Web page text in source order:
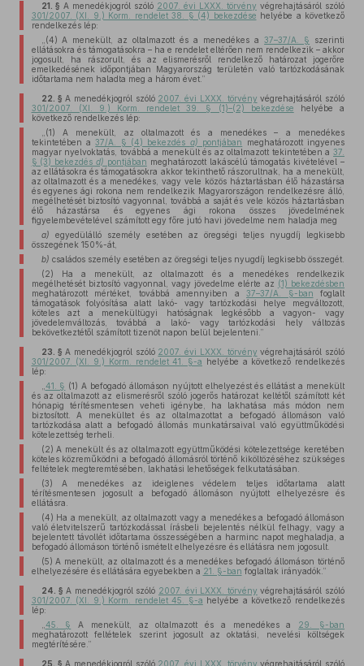
21. § A menedékjogról szóló 2007. évi LXXX. törvény végrehajtásáról szóló
301/2007. (XI. 9.) Korm. rendelet 38. § (4) bekezdése helyébe a következő
rendelkezés lép:
„(4) A menekült, az oltalmazott és a menedékes a37–37/A. § szerinti
ellátásokra és támogatásokra – ha e rendelet eltérően nem rendelkezik – akkor
jogosult, ha rászorult, és az elismerésről rendelkező határozat jogerőre
emelkedésének időpontjában Magyarország területén való tartózkodásának
időtartama nem haladta meg a három évet.”
22. § A menedékjogról szóló 2007. évi LXXX. törvény végrehajtásáról szóló
301/2007. (XI. 9.) Korm. rendelet 39. § (1)–(2) bekezdése helyébe a
következő rendelkezés lép:
„(1) A menekült, az oltalmazott és a menedékes – a menedékes
tekintetében a37/A. § (4) bekezdés a) pontjában
meghatározott ingyenes
magyar nyelvoktatás, továbbá a menekült és az oltalmazott tekintetében a 37.
§ (3) bekezdés d) pontjában meghatározott lakáscélú támogatás kivételével –
az ellátásokra és támogatásokra akkor tekinthető rászorultnak, ha a menekült,
az oltalmazott és a menedékes, vagy vele közös háztartásban élő házastársa
és egyenes ági rokona nem rendelkezik Magyarországon rendelkezésre álló,
megélhetését biztosító vagyonnal, továbbá a saját és vele közös háztartásban
élő házastársa és egyenes ági rokona összes jövedelmének
figyelembevételével számított egy főre jutó havi jövedelme nem haladja meg
a) egyedülálló személy esetében az öregségi teljes nyugdíj legkisebb
összegének 150%-át,
b) családos személy esetében az öregségi teljes nyugdíj legkisebb összegét.
(2) Ha a menekült, az oltalmazott és a menedékes rendelkezik
megélhetését biztosító vagyonnal, vagy jövedelme elérte az (1) bekezdésben
meghatározott mértéket, továbbá amennyiben a 37–37/A. §-ban foglalt
támogatások folyósítása alatt lakó- vagy tartózkodási helye megváltozott,
köteles azt a menekültügyi hatóságnak legkésőbb a vagyon- vagy
jövedelemváltozás, továbbá a lakó- vagy tartózkodási hely változás
bekövetkeztétől számított tizenöt napon belül bejelenteni.”
23. § A menedékjogról szóló 2007. évi LXXX. törvény végrehajtásáról szóló
301/2007. (XI. 9.) Korm. rendelet 41. §-a helyébe a következő rendelkezés
lép:
41. § (1) A befogadó állomáson nyújtott elhelyezést és ellátást a menekült
és az oltalmazott az elismerésről szóló jogerős határozat keltétől számított két
hónapig térítésmentesen veheti igénybe, ha lakhatása más módon nem
biztosított. A menekültet és az oltalmazottat a befogadó állomáson való
tartózkodása alatt a befogadó állomás munkatársaival való együttműködési
kötelezettség terheli.
(2) A menekült és az oltalmazott együttműködési kötelezettsége keretében
köteles közreműködni a befogadó állomásról történő kiköltözéséhez szükséges
feltételek megteremtésében, lakhatási lehetőségek felkutatásában.
(3) A menedékes az ideiglenes védelem teljes időtartama alatt
térítésmentesen jogosult a befogadó állomáson nyújtott elhelyezésre és
ellátásra.
(4) Ha a menekült, az oltalmazott vagy a menedékes a befogadó állomáson
való életvitelszerű tartózkodással írásbeli bejelentés nélkül felhagy, vagy a
bejelentett távollét időtartama összességében a harminc napot meghaladja, a
befogadó állomáson történő ismételt elhelyezésre és ellátásra nem jogosult.
(5) A menekült, az oltalmazott és a menedékes befogadó állomáson történő
elhelyezésére és ellátására egyebekben a 21. §-ban foglaltak irányadók.”
24. § A menedékjogról szóló 2007. évi LXXX. törvény végrehajtásáról szóló
301/2007. (XI. 9.) Korm. rendelet 45. §-a helyébe a következő rendelkezés
lép:
45. § A menekült, az oltalmazott és a menedékes a 29. §-ban
meghatározott feltételek szerint jogosult az oktatási, nevelési költségek
megtérítésére.”
25. § A menedékjogról szóló 2007. évi LXXX. törvény végrehajtásáról szóló